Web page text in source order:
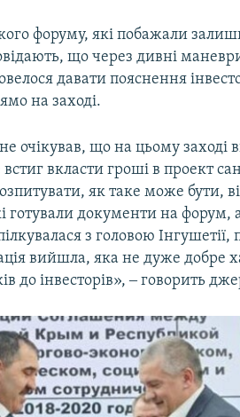
форуму, які побажали
що через дивні
давати пояснення
на заході.
очікував, що на цьому заході
вкласти гроші в проект
як таке може бути,
готували документи на форум,
з головою Інгушетії,
вийшла, яка не дуже добре
до інвесторів», ‒ говорить